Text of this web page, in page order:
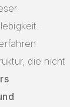
die nicht